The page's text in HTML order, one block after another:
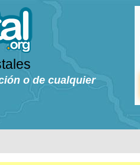
o de cualquier